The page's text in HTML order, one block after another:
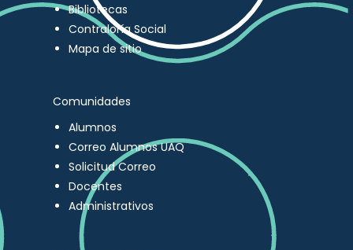
Bibliotecas
Contraloría Social
Mapa de sitio
Comunidades
Alumnos
Correo Alumnos UAQ
Solicitud Correo
Docentes
Administrativos